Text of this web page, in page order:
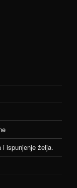
i ispunjenje želja.